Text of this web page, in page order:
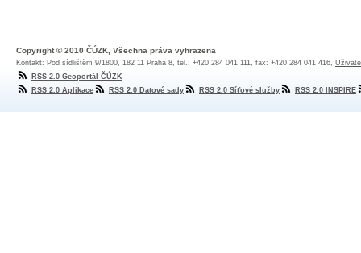
Copyright © 2010 ČÚZK, Všechna práva vyhrazena
Kontakt: Pod sídlištěm 9/1800, 182 11 Praha 8, tel.: +420 284 041 111, fax: +420 284 041 416,
RSS 2.0 Geoportál ČÚZK
RSS 2.0 Aplikace
RSS 2.0 Datové sady RSS 2.0 Síťové služby RSS 2.0 INSPIRE